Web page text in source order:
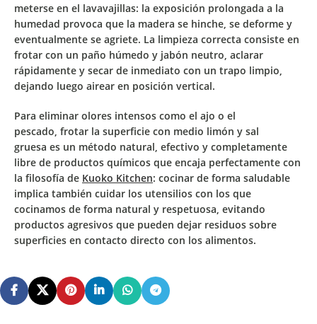
meterse en el lavavajillas: la exposición prolongada a la
humedad provoca que la madera se hinche, se deforme y
eventualmente se agriete. La limpieza correcta consiste en
frotar con un paño húmedo y jabón neutro, aclarar
rápidamente y secar de inmediato con un trapo limpio,
dejando luego airear en posición vertical.
Para eliminar olores intensos como el ajo o el
pescado, frotar la superficie con medio limón y sal
gruesa es un método natural, efectivo y completamente
libre de productos químicos que encaja perfectamente con
la filosofía de Kuoko Kitchen: cocinar de forma saludable
implica también cuidar los utensilios con los que
cocinamos de forma natural y respetuosa, evitando
productos agresivos que pueden dejar residuos sobre
superficies en contacto directo con los alimentos.